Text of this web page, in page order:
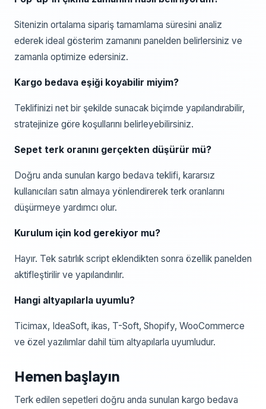
Sitenizin ortalama sipariş tamamlama süresini analiz
ederek ideal gösterim zamanını panelden belirlersiniz ve
zamanla optimize edersiniz.
Kargo bedava eşiği koyabilir miyim?
Teklifinizi net bir şekilde sunacak biçimde yapılandırabilir,
stratejinize göre koşullarını belirleyebilirsiniz.
Sepet terk oranını gerçekten düşürür mü?
Doğru anda sunulan kargo bedava teklifi, kararsız
kullanıcıları satın almaya yönlendirerek terk oranlarını
düşürmeye yardımcı olur.
Kurulum için kod gerekiyor mu?
Hayır. Tek satırlık script eklendikten sonra özellik panelden
aktifleştirilir ve yapılandırılır.
Hangi altyapılarla uyumlu?
Ticimax, IdeaSoft, ikas, T-Soft, Shopify, WooCommerce
ve özel yazılımlar dahil tüm altyapılarla uyumludur.
Hemen başlayın
Terk edilen sepetleri doğru anda sunulan kargo bedava